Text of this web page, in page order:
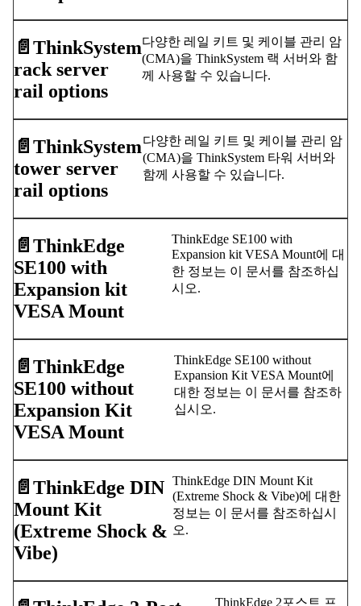
📄️ ThinkSystem
rack server
rail options
다양한 레일 키트 및 케이블 관리 암
(CMA)을 ThinkSystem 랙 서버와 함
께 사용할 수 있습니다.
📄️ ThinkSystem
tower server
rail options
다양한 레일 키트 및 케이블 관리 암
(CMA)을 ThinkSystem 타워 서버와
함께 사용할 수 있습니다.
📄️ ThinkEdge
SE100 with
Expansion kit
VESA Mount
ThinkEdge SE100 with
Expansion kit VESA Mount에 대
한 정보는 이 문서를 참조하십
시오.
📄️ ThinkEdge
SE100 without
Expansion Kit
VESA Mount
ThinkEdge SE100 without
Expansion Kit VESA Mount에
대한 정보는 이 문서를 참조하
십시오.
📄️ ThinkEdge DIN
Mount Kit
(Extreme Shock &
Vibe)
ThinkEdge DIN Mount Kit
(Extreme Shock & Vibe)에 대한
정보는 이 문서를 참조하십시
오.
ThinkEdge 2포스트 프